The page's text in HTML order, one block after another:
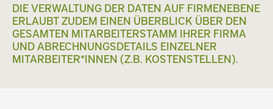
DIE VERWALTUNG DER DATEN AUF FIRMENEBENE
ERLAUBT ZUDEM EINEN ÜBERBLICK ÜBER DEN
GESAMTEN MITARBEITERSTAMM IHRER FIRMA
UND ABRECHNUNGSDETAILS EINZELNER
MITARBEITER*INNEN (Z.B. KOSTENSTELLEN).